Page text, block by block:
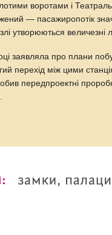
воротами і
— пасажиропотік
утворюються величезні
заявляла про плани
перехід між цими
передпроектні